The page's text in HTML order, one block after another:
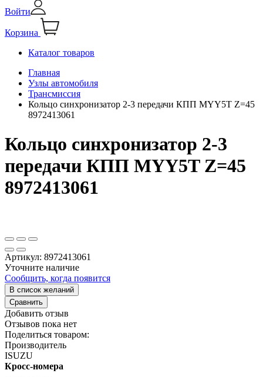
Войти
Корзина
Каталог товаров
Главная
Узлы автомобиля
Трансмиссия
Кольцо синхронизатор 2-3 передачи КПП MYY5T Z=45
8972413061
Кольцо синхронизатор 2-3
передачи КПП MYY5T Z=45
8972413061
Артикул: 8972413061
Уточните наличие
Сообщить, когда появится
В список желаний
Сравнить
Добавить отзыв
Отзывов пока нет
Поделиться товаром:
Производитель
ISUZU
Кросс-номера